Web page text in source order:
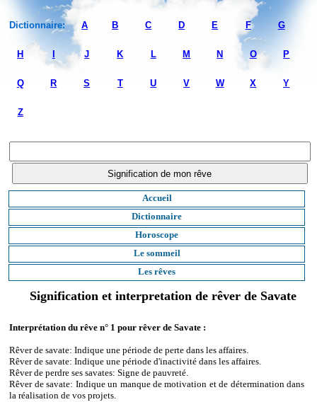
Dictionnaire: A B C D E F G
H J K L M N O P
Q R S T U V W X Y
Z
Accueil
Dictionnaire
Horoscope
Le sommeil
Les rêves
Signification et interpretation de rêver de Savate
Interprétation du rêve n° 1 pour rêver de Savate :
Rêver de savate: Indique une période de perte dans les affaires.
Rêver de savate: Indique une période d'inactivité dans les affaires.
Rêver de perdre ses savates: Signe de pauvreté.
Rêver de savate: Indique un manque de motivation et de détermination dans
la réalisation de vos projets.